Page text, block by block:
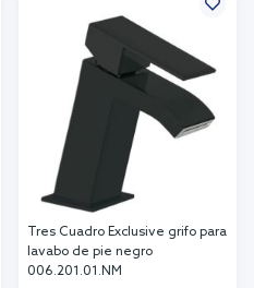
Tres Cuadro Exclusive grifo para
lavabo de pie negro
006.201.01.NM